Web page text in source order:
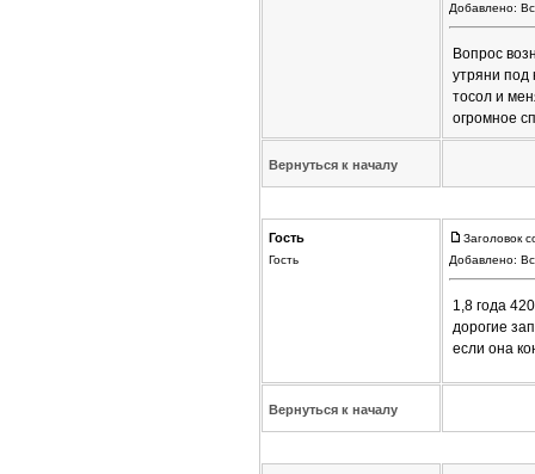
Добавлено:
Вопрос
утряни под
тосол и
огромное
Вернуться к началу
Гость
Гость
Заголовок
Добавлено:
1,8 года
дорогие
если она
Вернуться к началу